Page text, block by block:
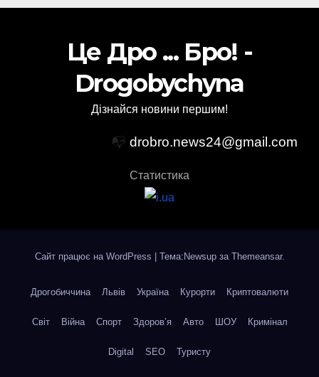
Це Дро ... Бро! -
Drogobychyna
Дізнайся новини першим!
📭 drobro.news24@gmail.com
Статистика
Сайт працює на WordPress Тема:Newsup за Themeansar.
Дрогобиччина Львів Україна Курорти Криптовалюти
Світ Війна Спорт Здоров’я Авто ШОУ Кримінал
Digital SEO Туристу